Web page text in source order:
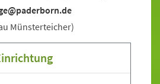
Münsterteicher)